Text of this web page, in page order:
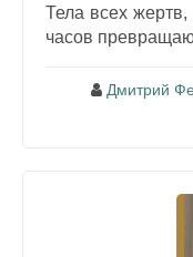
Тела всех
часов
Дмитрий